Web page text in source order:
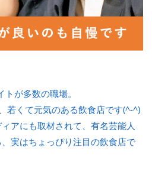
が多数の職場。
若くて元気のある飲食店です(^-^)
アにも取材されて、有名芸能人
実はちょっぴり注目の飲食店で